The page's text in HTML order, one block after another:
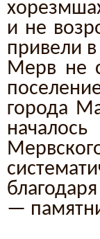
и не
привели
Мерв не
города
началось
—